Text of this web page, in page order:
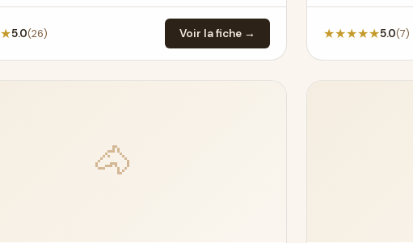
★5.0(26) Voir la fiche → ★★★★★5.0(7)
🐴